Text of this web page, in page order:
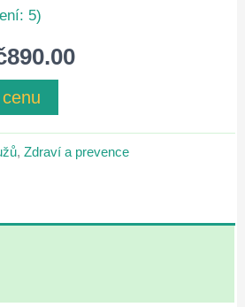
5)
890.00Aktuální
je:
Kč890.00.
,Zdraví a prevence